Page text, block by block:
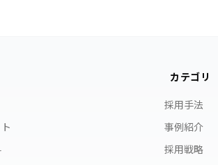
カテゴリ
採用手法
事例紹介
採用戦略